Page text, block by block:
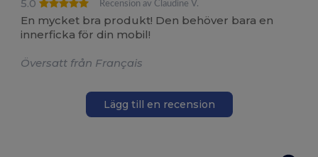
5.0 Recension av Claudine V.
En mycket bra produkt! Den behöver bara en
innerficka för din mobil!
Översatt från Français
Lägg till en recension